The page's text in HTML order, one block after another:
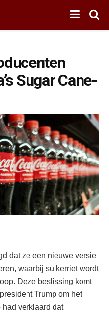
Sugar Cane-
dat ze een nieuwe versie
waarbij suikerriet wordt
Deze beslissing komt
Trump om het
had verklaard dat